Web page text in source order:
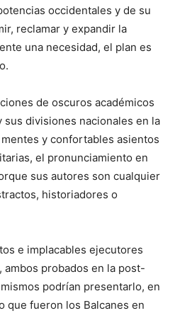
occidentales y de su
reclamar y expandir la
una necesidad, el plan es
de oscuros académicos
divisiones nacionales en la
y confortables asientos
el pronunciamiento en
sus autores son cualquier
historiadores o
e implacables ejecutores
probados en la post-
podrían presentarlo, en
que fueron los Balcanes en